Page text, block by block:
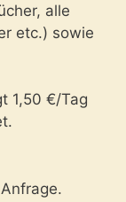
alle
etc.) sowie
1,50 €/Tag